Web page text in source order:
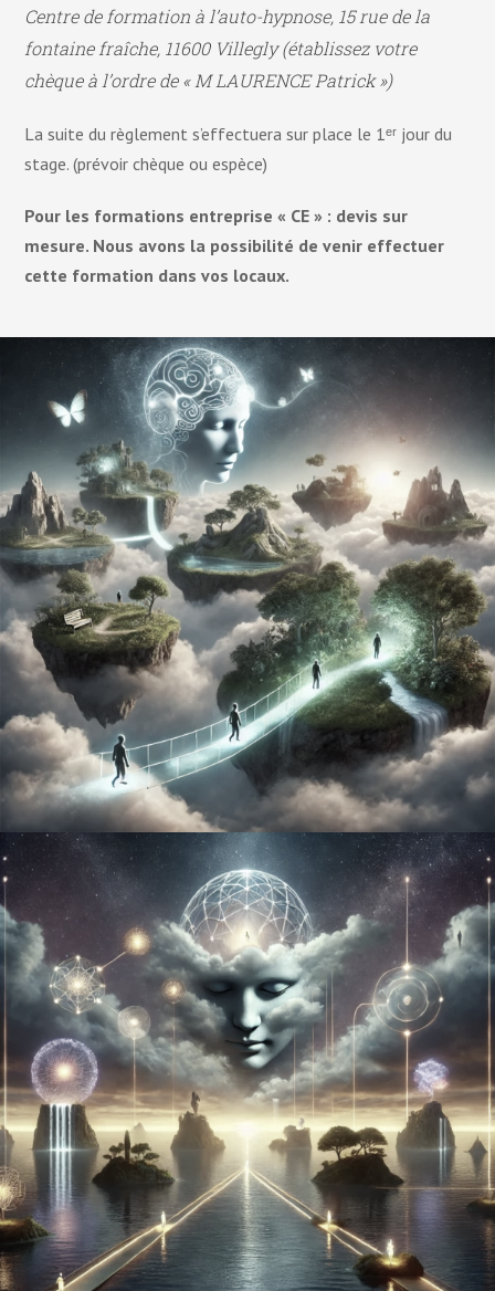
Centre de formation à l’auto-hypnose, 15 rue de la
fontaine fraîche, 11600 Villegly (établissez votre
chèque à l’ordre de « M LAURENCE Patrick »)
La suite du règlement s’effectuera sur place le 1ᵉʳ jour du
stage. (prévoir chèque ou espèce)
Pour les formations entreprise « CE » : devis sur
mesure. Nous avons la possibilité de venir effectuer
cette formation dans vos locaux.